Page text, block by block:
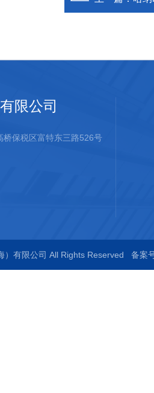
限公司
桥保税区富特东三路526号
）有限公司 All Rights Reserved 备案